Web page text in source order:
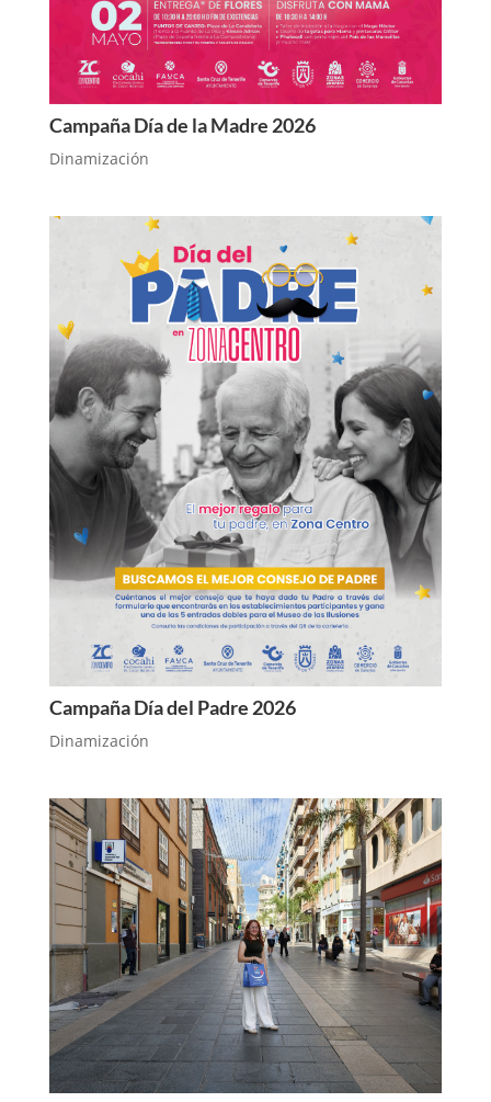
Campaña Día de la Madre 2026
Dinamización
Campaña Día del Padre 2026
Dinamización